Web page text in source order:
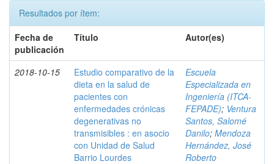
Resultados por ítem:
Fecha de
publicación
Título Autor(es)
2018-10-15
Estudio comparativo de la
dieta en la salud de
pacientes con
enfermedades crónicas
degenerativas no
transmisibles : en asocio
con Unidad de Salud
Barrio Lourdes
Escuela
Especializada en
Ingeniería (ITCA-
FEPADE); Ventura
Santos, Salomé
Danilo; Mendoza
Hernández, José
Roberto